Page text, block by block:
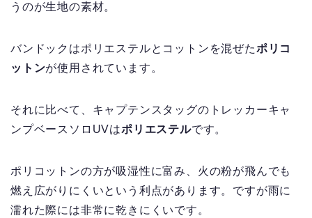
うのが生地の素材。
バンドックはポリエステルとコットンを混ぜたポリコ
ットンが使用されています。
それに比べて、キャプテンスタッグのトレッカーキャ
ンプベースソロUVはポリエステルです。
ポリコットンの方が吸湿性に富み、火の粉が飛んでも
燃え広がりにくいという利点があります。ですが雨に
濡れた際には非常に乾きにくいです。